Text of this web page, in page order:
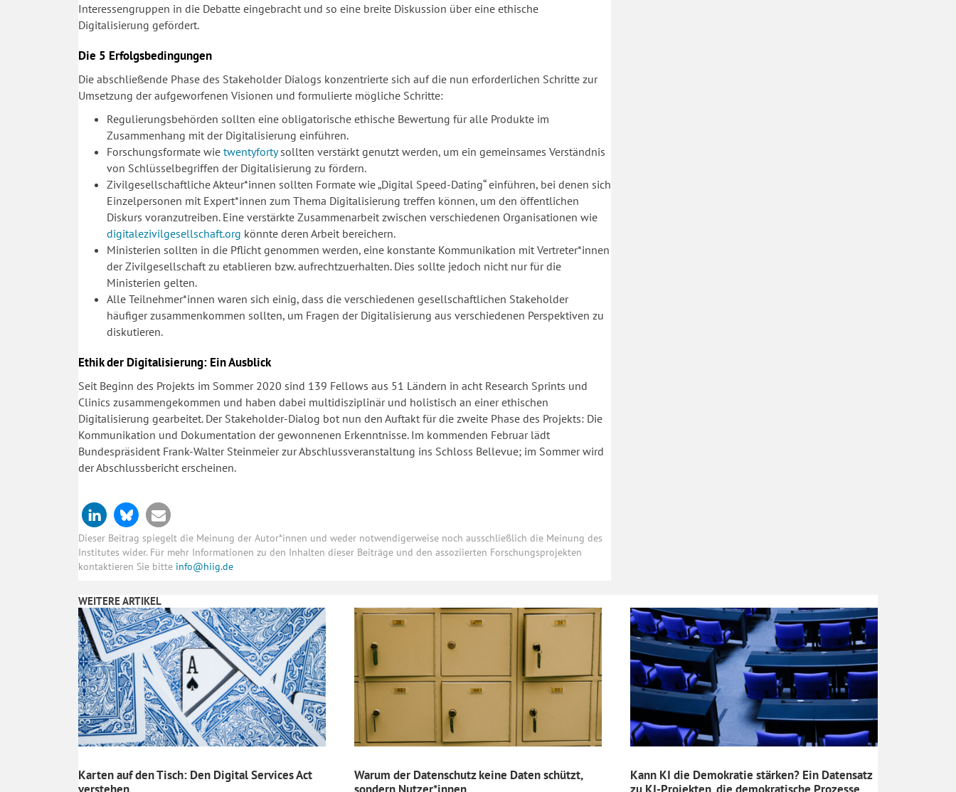
Interessengruppen in die Debatte eingebracht und so eine breite Diskussion über eine ethische
Digitalisierung gefördert.
Die 5 Erfolgsbedingungen
Die abschließende Phase des Stakeholder Dialogs konzentrierte sich auf die nun erforderlichen Schritte zur
Umsetzung der aufgeworfenen Visionen und formulierte mögliche Schritte:
Regulierungsbehörden sollten eine obligatorische ethische Bewertung für alle Produkte im
Zusammenhang mit der Digitalisierung einführen.
Forschungsformate wie twentyfortysollten verstärkt genutzt werden, um ein gemeinsames Verständnis
von Schlüsselbegriffen der Digitalisierung zu fördern.
Zivilgesellschaftliche Akteur*innen sollten Formate wie „Digital Speed-Dating“ einführen, bei denen sich
Einzelpersonen mit Expert*innen zum Thema Digitalisierung treffen können, um den öffentlichen
Diskurs voranzutreiben. Eine verstärkte Zusammenarbeit zwischen verschiedenen Organisationen wie
digitalezivilgesellschaft.org könnte deren Arbeit bereichern.
Ministerien sollten in die Pflicht genommen werden, eine konstante Kommunikation mit Vertreter*innen
der Zivilgesellschaft zu etablieren bzw. aufrechtzuerhalten. Dies sollte jedoch nicht nur für die
Ministerien gelten.
Alle Teilnehmer*innen waren sich einig, dass die verschiedenen gesellschaftlichen Stakeholder
häufiger zusammenkommen sollten, um Fragen der Digitalisierung aus verschiedenen Perspektiven zu
diskutieren.
Ethik der Digitalisierung: Ein Ausblick
Seit Beginn des Projekts im Sommer 2020 sind 139 Fellows aus 51 Ländern in acht Research Sprints und
Clinics zusammengekommen und haben dabei multidisziplinär und holistisch an einer ethischen
Digitalisierung gearbeitet. Der Stakeholder-Dialog bot nun den Auftakt für die zweite Phase des Projekts: Die
Kommunikation und Dokumentation der gewonnenen Erkenntnisse. Im kommenden Februar lädt
Bundespräsident Frank-Walter Steinmeier zur Abschlussveranstaltung ins Schloss Bellevue; im Sommer wird
der Abschlussbericht erscheinen.
Dieser Beitrag spiegelt die Meinung der Autor*innen und weder notwendigerweise noch ausschließlich die Meinung des
Institutes wider. Für mehr Informationen zu den Inhalten dieser Beiträge und den assoziierten Forschungsprojekten
kontaktieren Sie bitte info@hiig.de
WEITERE ARTIKEL
Karten auf den Tisch: Den Digital Services Act
Warum der Datenschutz keine Daten schützt,
Kann KI die Demokratie stärken? Ein Datensatz